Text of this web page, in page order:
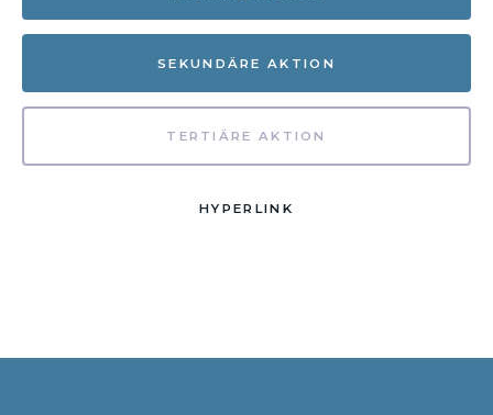
SEKUNDÄRE AKTION
TERTIÄRE AKTION
HYPERLINK